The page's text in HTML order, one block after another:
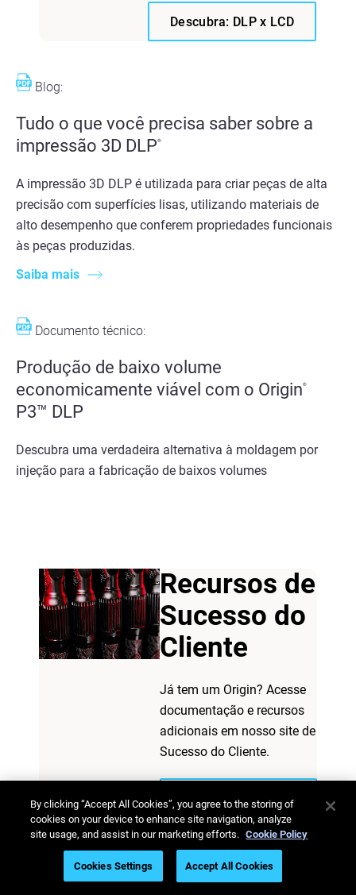
Blog:
Tudo o que você precisa saber sobre a
impressão 3D DLP®
A impressão 3D DLP é utilizada para criar peças de alta
precisão com superfícies lisas, utilizando materiais de
alto desempenho que conferem propriedades funcionais
às peças produzidas.
Saiba mais
Documento técnico:
Produção de baixo volume
economicamente viável com o Origin®
P3™ DLP
Descubra uma verdadeira alternativa à moldagem por
injeção para a fabricação de baixos volumes
Descubra: DLP x LCD
Recursos de
Sucesso do
Cliente
Já tem um Origin? Acesse
documentação e recursos
adicionais em nosso site de
Sucesso do Cliente.
Ver recursos de
sucesso do cliente
By clicking “Accept All Cookies”, you agree to the storing of
cookies on your device to enhance site navigation, analyze
site usage, and assist in our marketing efforts. Cookie Policy
Cookies Settings Accept All Cookies